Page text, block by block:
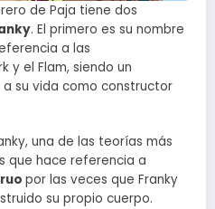
de Paja tiene dos
. El primero es su nombre
a las
y el Flam, siendo un
su vida como constructor
una de las teorías más
que hace referencia a
por las veces que Franky
su propio cuerpo.